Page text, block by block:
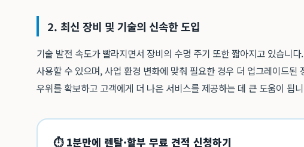
2. 최신 장비 및 기술의 신속한 도입
기술 발전 속도가 빨라지면서 장비의 수명 주기 또한 짧아지고 있습니
사용할 수 있으며, 사업 환경 변화에 맞춰 필요한 경우 더 업그레이드된
우위를 확보하고 고객에게 더 나은 서비스를 제공하는 데 큰 도움이 됩
⏱ 1분만에 렌탈·할부 무료 견적 신청하기